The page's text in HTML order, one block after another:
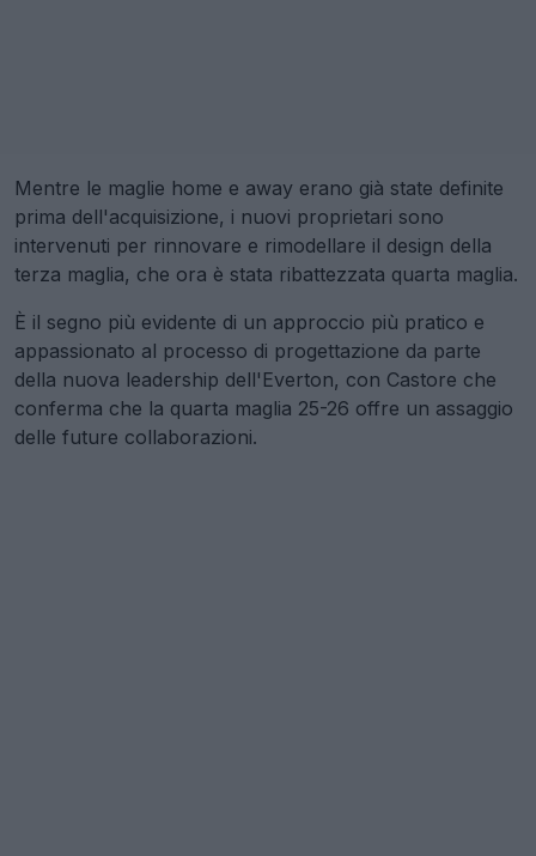
Mentre le maglie home e away erano già state definite
prima dell'acquisizione, i nuovi proprietari sono
intervenuti per rinnovare e rimodellare il design della
terza maglia, che ora è stata ribattezzata quarta maglia.
È il segno più evidente di un approccio più pratico e
appassionato al processo di progettazione da parte
della nuova leadership dell'Everton, con Castore che
conferma che la quarta maglia 25-26 offre un assaggio
delle future collaborazioni.